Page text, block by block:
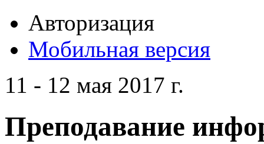
Авторизация
Мобильная версия
11 - 12 мая 2017 г.
Преподавание